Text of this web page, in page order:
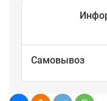
Самовывоз